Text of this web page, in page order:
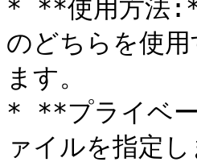
* **使用方法
のどちらを使
ます。
* **プライベ
ァイルを指定